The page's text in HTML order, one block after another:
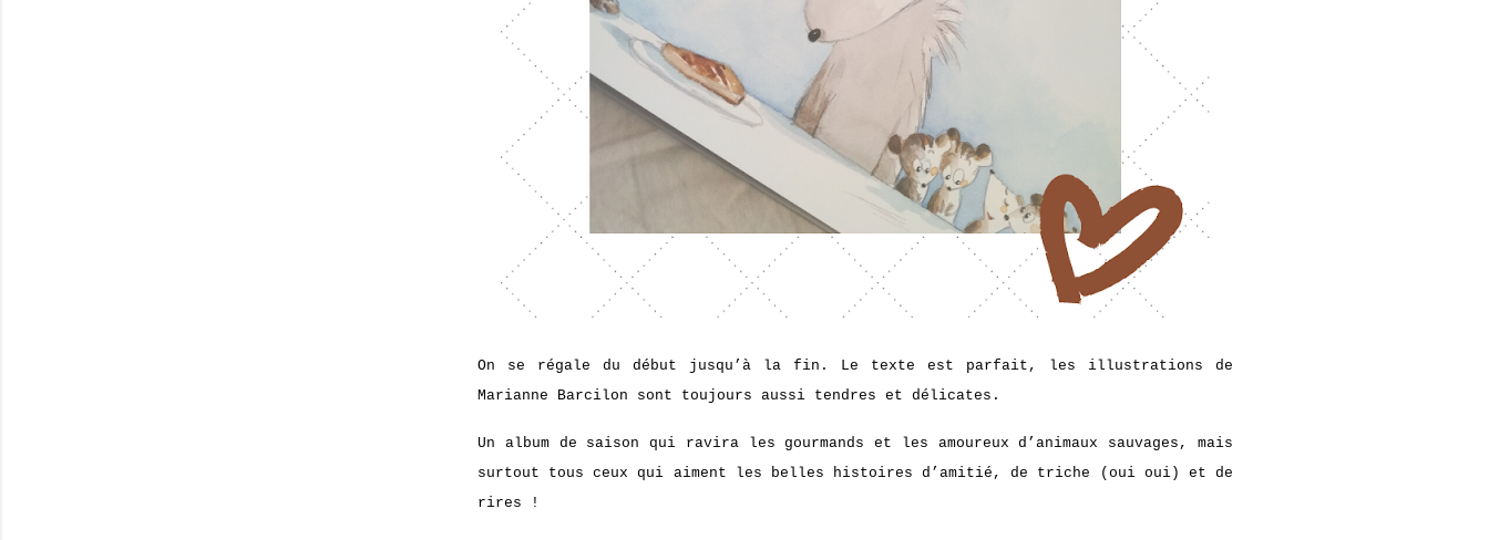
On se régale du début jusqu’à la fin. Le texte est parfait, les illustrations de
Marianne Barcilon sont toujours aussi tendres et délicates.
Un album de saison qui ravira les gourmands et les amoureux d’animaux sauvages, mais
surtout tous ceux qui aiment les belles histoires d’amitié, de triche (oui oui) et de
rires !